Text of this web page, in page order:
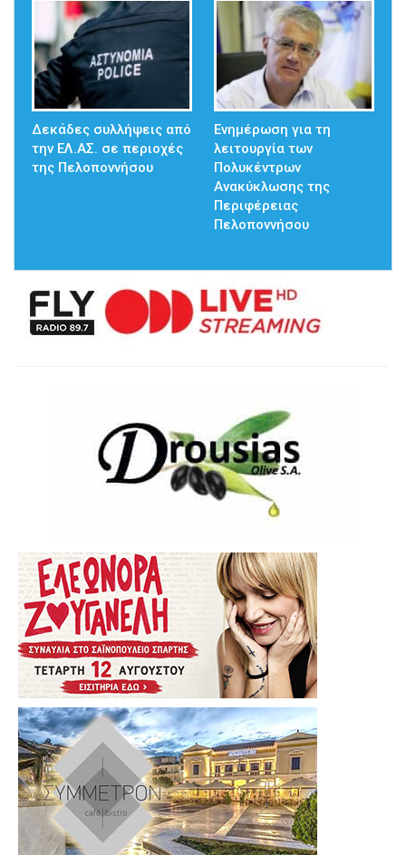
Δεκάδες συλλήψεις από
την ΕΛ.ΑΣ. σε περιοχές
της Πελοποννήσου
Ενημέρωση για τη
λειτουργία των
Πολυκέντρων
Ανακύκλωσης της
Περιφέρειας
Πελοποννήσου